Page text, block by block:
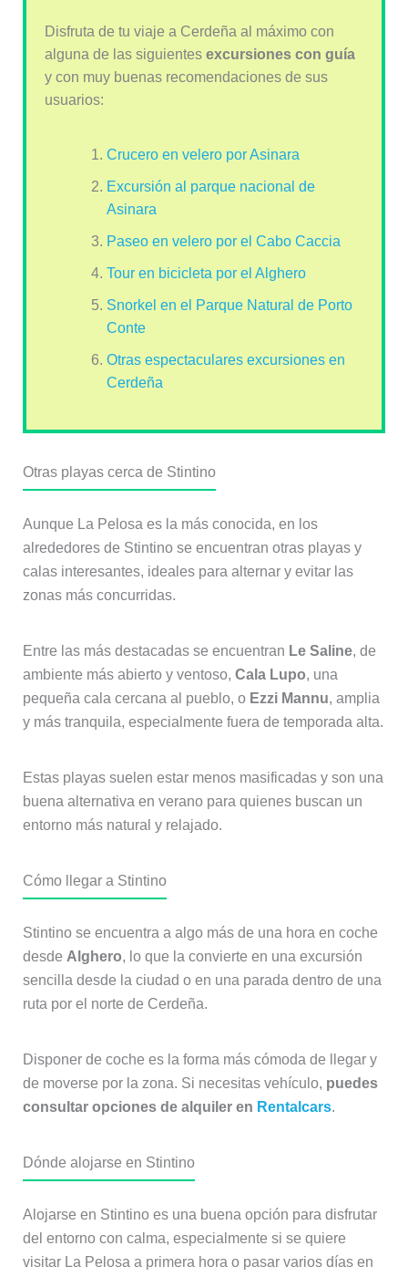
Disfruta de tu viaje a Cerdeña al máximo con
alguna de las siguientes excursiones con guía
y con muy buenas recomendaciones de sus
usuarios:
Crucero en velero por Asinara
Excursión al parque nacional de
Asinara
Paseo en velero por el Cabo Caccia
Tour en bicicleta por el Alghero
Snorkel en el Parque Natural de Porto
Conte
Otras espectaculares excursiones en
Cerdeña
Otras playas cerca de Stintino
Aunque La Pelosa es la más conocida, en los
alrededores de Stintino se encuentran otras playas y
calas interesantes, ideales para alternar y evitar las
zonas más concurridas.
Entre las más destacadas se encuentran Le Saline, de
ambiente más abierto y ventoso, Cala Lupo, una
pequeña cala cercana al pueblo, o Ezzi Mannu, amplia
y más tranquila, especialmente fuera de temporada alta.
Estas playas suelen estar menos masificadas y son una
buena alternativa en verano para quienes buscan un
entorno más natural y relajado.
Cómo llegar a Stintino
Stintino se encuentra a algo más de una hora en coche
desde Alghero, lo que la convierte en una excursión
sencilla desde la ciudad o en una parada dentro de una
ruta por el norte de Cerdeña.
Disponer de coche es la forma más cómoda de llegar y
de moverse por la zona. Si necesitas vehículo, puedes
consultar opciones de alquiler en Rentalcars.
Dónde alojarse en Stintino
Alojarse en Stintino es una buena opción para disfrutar
del entorno con calma, especialmente si se quiere
visitar La Pelosa a primera hora o pasar varios días en